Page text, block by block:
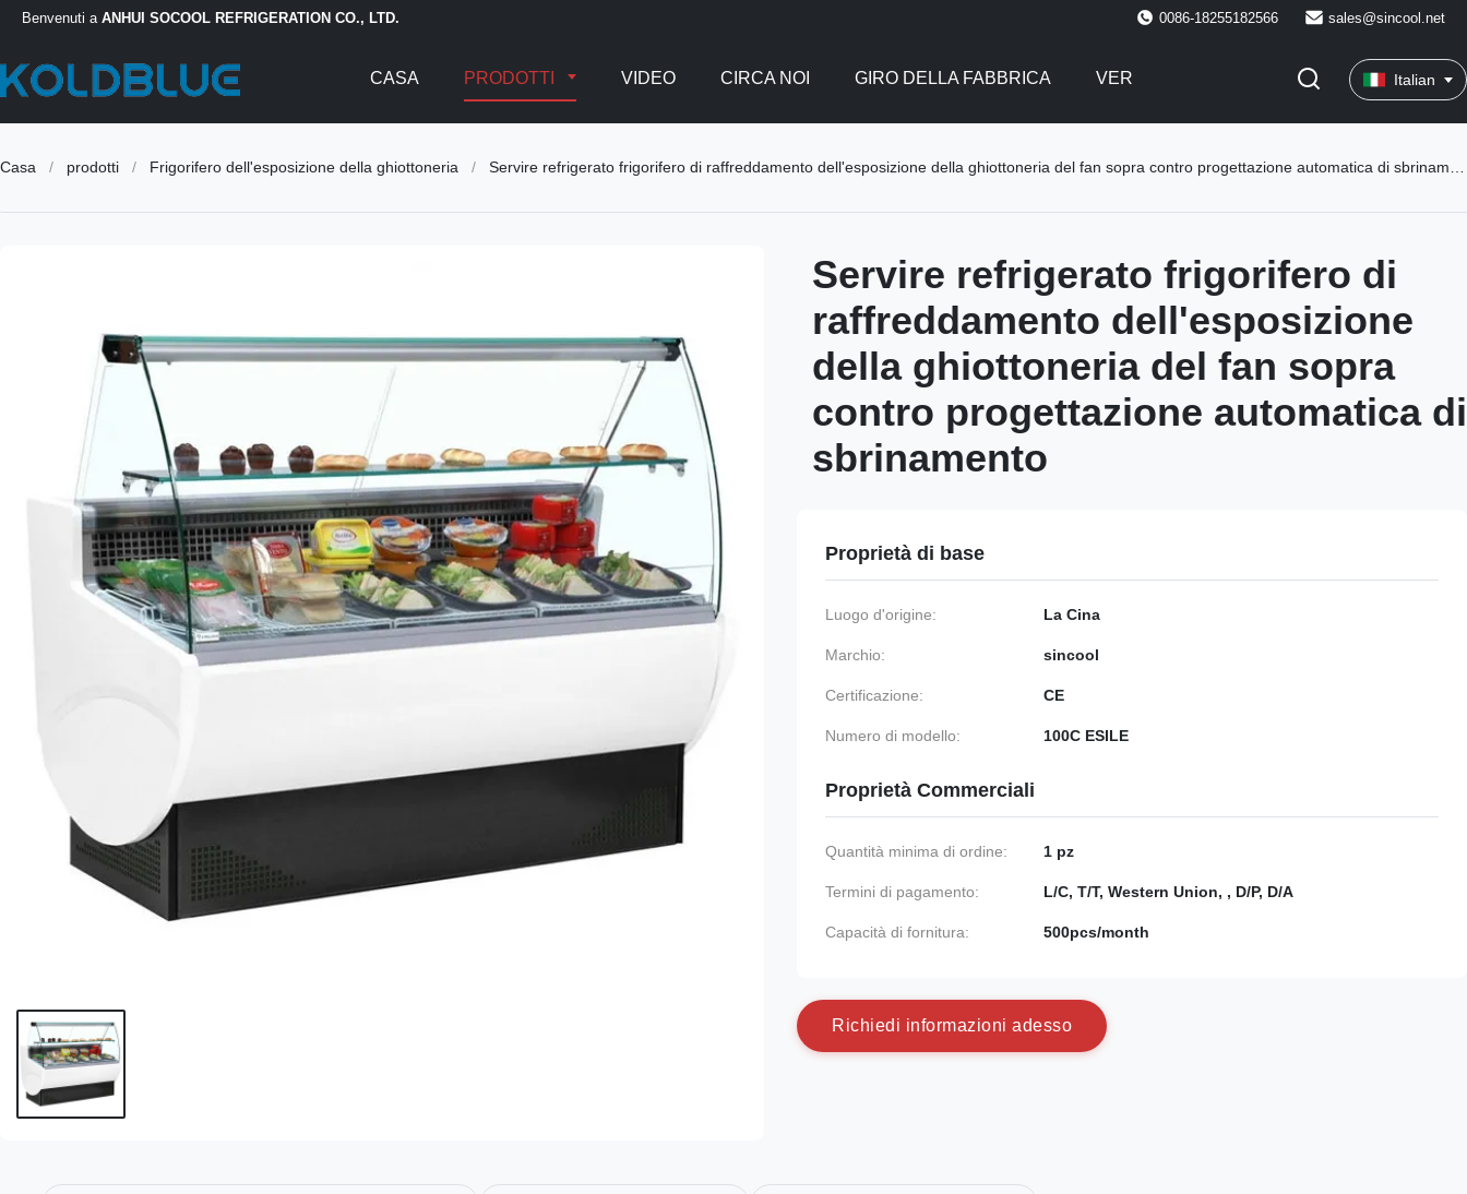
Benvenuti a ANHUI SOCOOL REFRIGERATION CO., LTD. 0086-18255182566 sales@sincool.net
CASA PRODOTTI VIDEO CIRCA NOI GIRO DELLA FABBRICA VER Italian
Casa / prodotti / Frigorifero dell'esposizione della ghiottoneria / Servire refrigerato frigorifero di raffreddamento dell'esposizione della ghiottoneria del fan sopra contro progettazione automatica di sbrinamento
Servire refrigerato frigorifero di
raffreddamento dell'esposizione
della ghiottoneria del fan sopra
contro progettazione automatica di
sbrinamento
Proprietà di base
Luogo d'origine: La Cina
Marchio: sincool
Certificazione: CE
Numero di modello: 100C ESILE
Proprietà Commerciali
Quantità minima di ordine: 1 pz
Termini di pagamento: L/C, T/T, Western Union, , D/P, D/A
Capacità di fornitura: 500pcs/month
Richied i informazioni adesso